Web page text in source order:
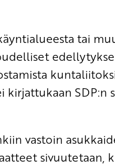
tai
SDP:n
vastoin
sivuutetaan,